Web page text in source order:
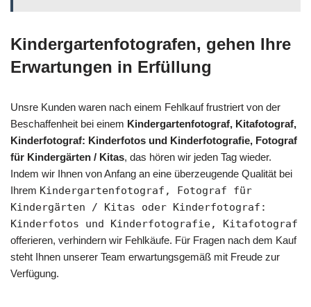
Kindergartenfotografen, gehen Ihre
Erwartungen in Erfüllung
Unsre Kunden waren nach einem Fehlkauf frustriert von der
Beschaffenheit bei einem Kindergartenfotograf, Kitafotograf,
Kinderfotograf: Kinderfotos und Kinderfotografie, Fotograf
für Kindergärten / Kitas, das hören wir jeden Tag wieder.
Indem wir Ihnen von Anfang an eine überzeugende Qualität bei
Ihrem Kindergartenfotograf, Fotograf für
Kindergärten / Kitas oder Kinderfotograf:
Kinderfotos und Kinderfotografie, Kitafotograf
offerieren, verhindern wir Fehlkäufe. Für Fragen nach dem Kauf
steht Ihnen unserer Team erwartungsgemäß mit Freude zur
Verfügung.